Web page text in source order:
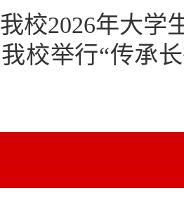
我校2026年大学
我校举行“传承